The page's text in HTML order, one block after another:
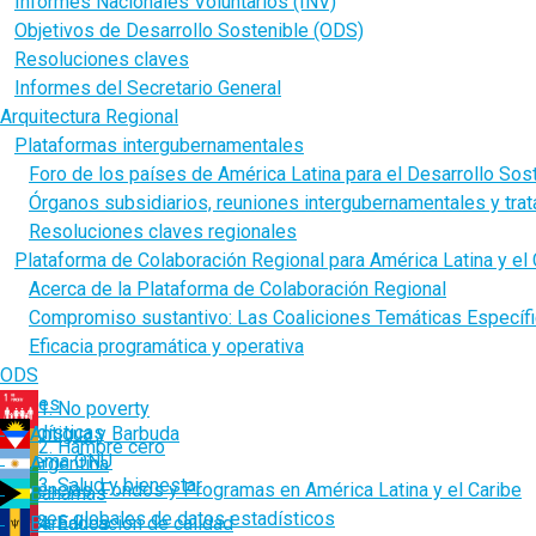
Objetivos de Desarrollo Sostenible (ODS)
Resoluciones claves
Informes del Secretario General
Arquitectura Regional
Plataformas intergubernamentales
Foro de los países de América Latina para el Desarrollo
Órganos subsidiarios, reuniones intergubernamentales y
Resoluciones claves regionales
Plataforma de Colaboración Regional para América Latina y el
Acerca de la Plataforma de Colaboración Regional
Compromiso sustantivo: Las Coaliciones Temáticas
Eficacia programática y operativa
ODS
1. No poverty
2. Hambre cero
3. Salud y bienestar
4. Educación de calidad
Países
Antigua y Barbuda
Argentina
Bahamas
Barbados
Estadísticas
Sistema ONU
Agencias, Fondos y Programas en América Latina y el Caribe
Bases globales de datos estadísticos